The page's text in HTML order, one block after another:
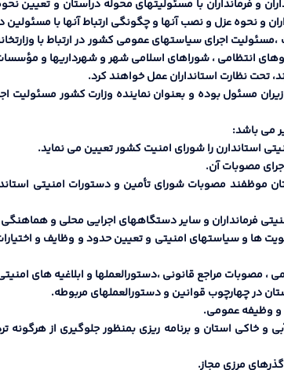
و فرمانداران با مسئولیتهاي محوله دراستان و تعیین
و نحوه عزل و نصب آنها و چگونگی ارتباط آنها با
،مسئولیت اجراي سیاستهاي عمومی کشور در ارتباط با
انتظامی ، شوراهاي اسلامی شهر و شهرداریها و
مسئول بوده و بعنوان نماینده وزارت کشور مسئولیت
موظفند مصوبات شوراي تأمین و دستورات امنیتی
ها و سیاستهاي امنیتی و تعیین حدود و وظایف و
و خاکی استان و برنامه ریزي بمنظور جلوگیري از